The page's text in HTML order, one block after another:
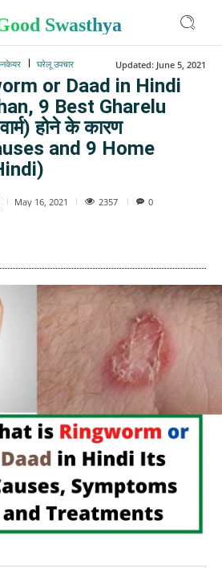
Swasthya
घरेलू उपचार Updated: June 5, 2021
or Daad in Hindi
9 Best Gharelu
होने के कारण
and 9 Home
May 16, 2021 2357 0